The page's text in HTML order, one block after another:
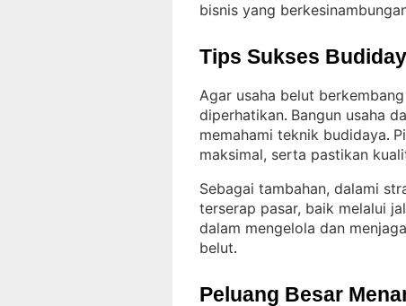
bisnis yang
Tips Sukses
Agar usaha belut
diperhatikan. Bangun usaha
memahami teknik budidaya.
maksimal, serta pastikan
Sebagai tambahan, dalami
terserap pasar, baik melalui
dalam mengelola dan
belut.
Peluang Besar